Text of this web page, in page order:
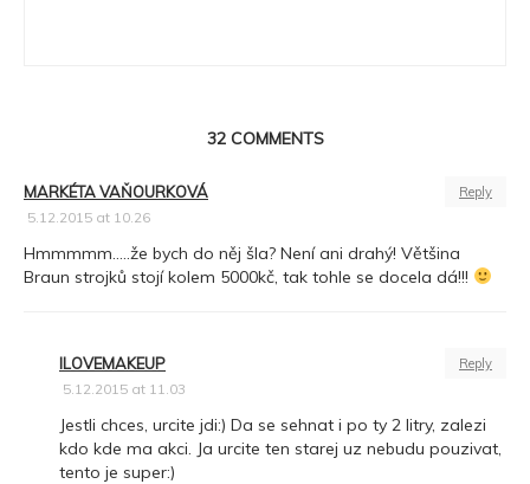
32COMMENTS
Reply
MARKÉTA VAŇOURKOVÁ
5.12.2015 at 10.26
Hmmmmm…..že bych do něj šla? Není ani drahý! Většina
Braun strojků stojí kolem 5000kč, tak tohle se docela dá!!!
Reply
ILOVEMAKEUP
5.12.2015 at 11.03
Jestli chces, urcite jdi:) Da se sehnat i po ty 2 litry, zalezi
kdo kde ma akci. Ja urcite ten starej uz nebudu pouzivat,
tento je super:)